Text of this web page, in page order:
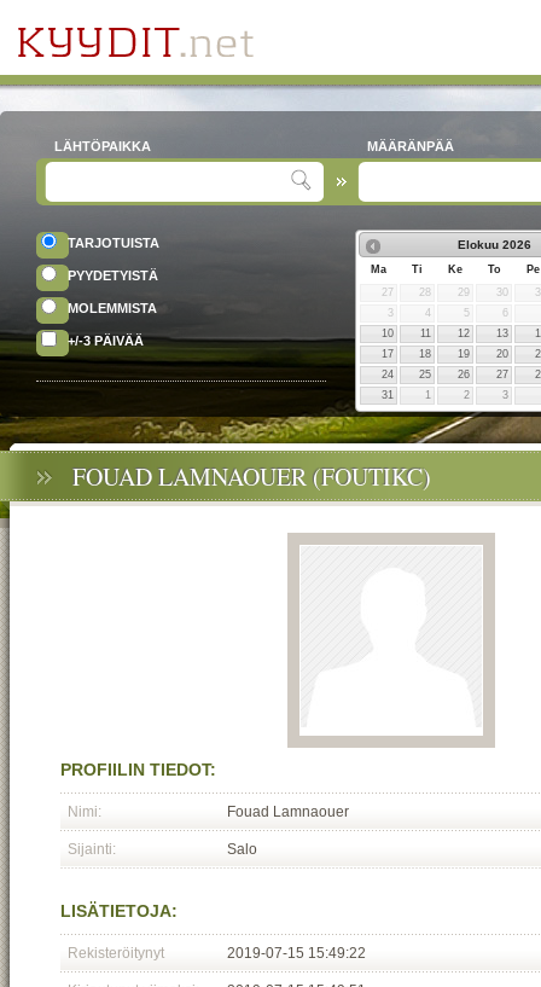
LÄHTÖPAIKKA MÄÄRÄNPÄÄ
TARJOTUISTA
PYYDETYISTÄ
MOLEMMISTA
+/-3 PÄIVÄÄ
Elokuu 2026
Ma Ti Ke To
Pe
27
28 29 30
3
4 5
6
10
11 12 13
17
18 19 20
24
25 26 27
31
1 2 3
FOUAD LAMNAOUER (FOUTIKC)
PROFIILIN TIEDOT:
Nimi: Fouad Lamnaouer
Sijainti: Salo
LISÄTIETOJA:
Rekisteröitynyt 2019-07-15 15:49:22